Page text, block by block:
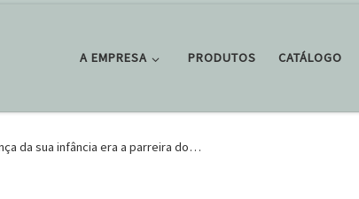
A EMPRESA PRODUTOS CATÁLOGO
da sua infância era a parreira do…